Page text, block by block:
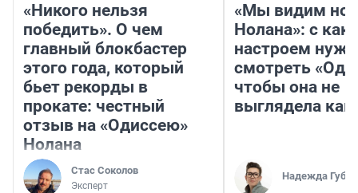
«Никого нельзя
победить». О чем
главный блокбастер
этого года, который
бьет рекорды в
прокате: честный
отзыв на «Одиссею»
Нолана
Стас Соколов
Эксперт
«Мы видим
Нолана»: с
настроем
смотреть
чтобы она не
выглядела как
Надежда